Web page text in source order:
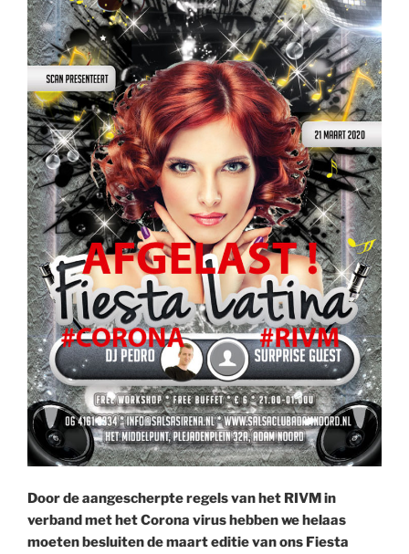
Door de aangescherpte regels van het RIVM in
verband met het Corona virus hebben we helaas
moeten besluiten de maart editie van ons Fiesta